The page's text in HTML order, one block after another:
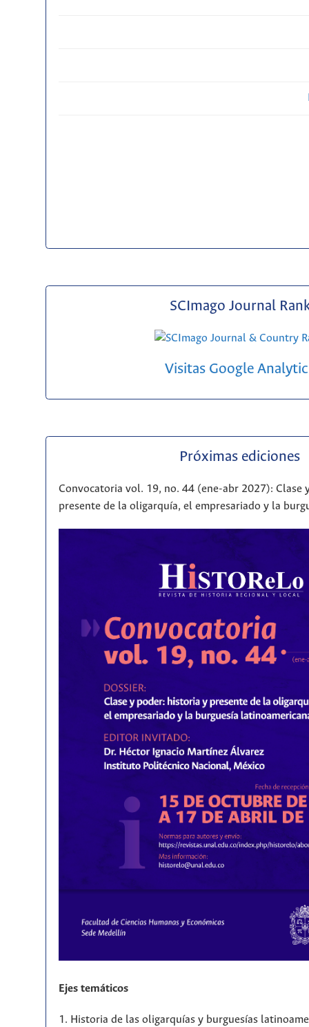
SCImago Journal
Visitas Google
Próximas ediciones
Convocatoria vol. 19, no. 44 (ene-abr 2027): Clase
presente de la oligarquía, el empresariado y la
Ejes temáticos
1. Historia de las oligarquías y burguesías